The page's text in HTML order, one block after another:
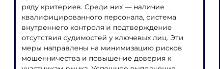
ряду критериев. Среди них — наличие
квалифицированного персонала, система
внутреннего контроля и подтверждение
отсутствия судимостей у ключевых лиц. Эти
меры направлены на минимизацию рисков
мошенничества и повышение доверия к